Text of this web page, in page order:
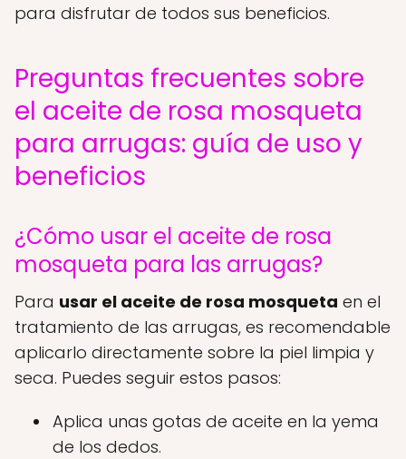
para disfrutar de todos sus beneficios.
Preguntas frecuentes sobre
el aceite de rosa mosqueta
para arrugas: guía de uso y
beneficios
¿Cómo usar el aceite de rosa
mosqueta para las arrugas?
Para usar el aceite de rosa mosqueta en el
tratamiento de las arrugas, es recomendable
aplicarlo directamente sobre la piel limpia y
seca. Puedes seguir estos pasos:
Aplica unas gotas de aceite en la yema
de los dedos.